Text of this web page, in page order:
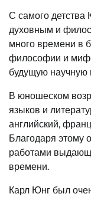
С самого детства
духовным и
много времени в
философии и
будущую научную
В юношеском
языков и
английский,
Благодаря этому
работами
времени.
Карл Юнг был